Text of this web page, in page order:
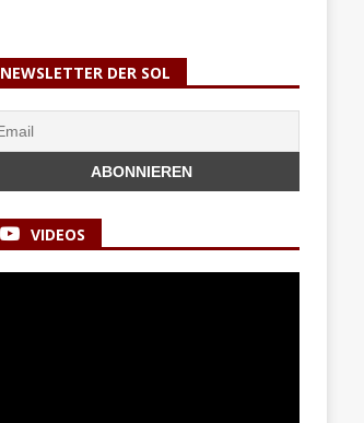
NEWSLETTER DER SOL
VIDEOS